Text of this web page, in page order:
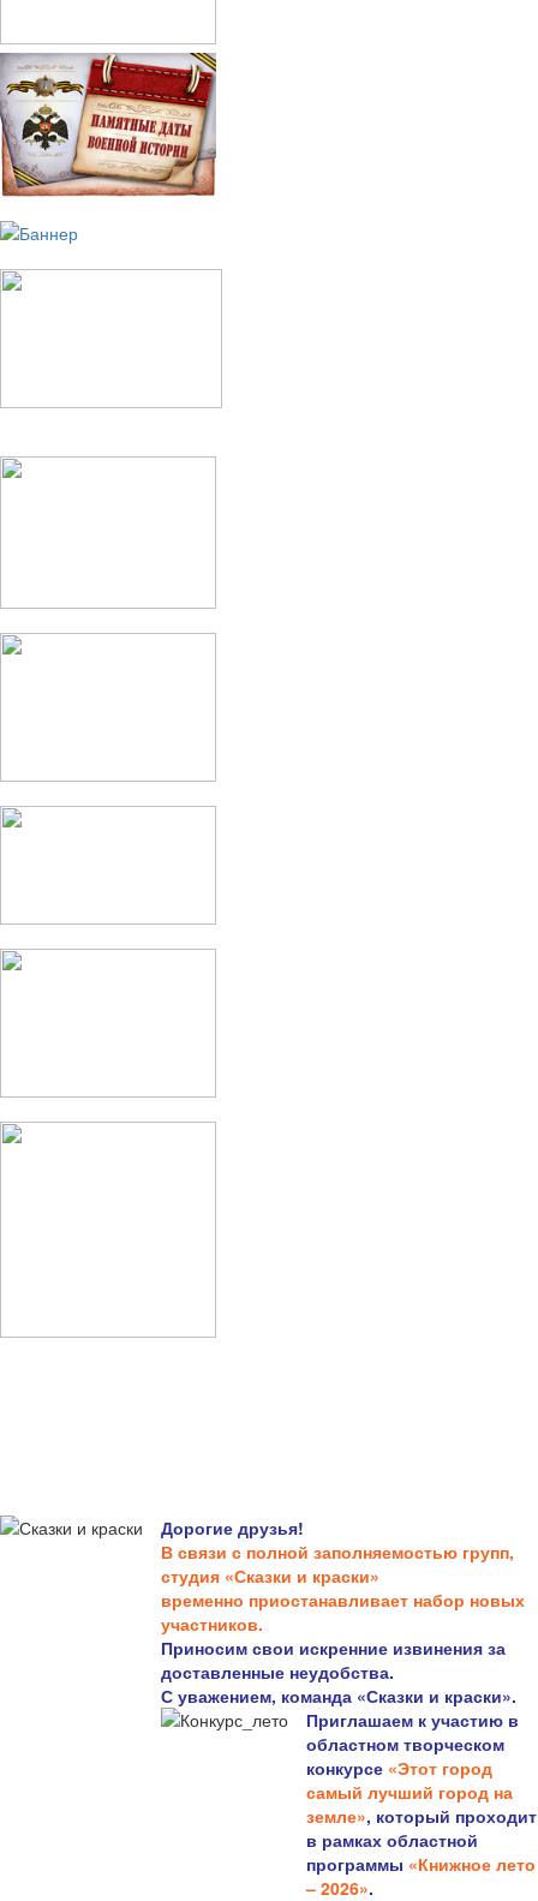
Дорогие друзья!
В связи с полной заполняемостью групп,
студия «Сказки и краски»
временно приостанавливает набор новых
участников.
Приносим свои искренние извинения за
доставленные неудобства.
С уважением, команда «Сказки и краски».
Приглашаем к участию в
областном творческом
конкурсе «Этот город
самый лучший город на
земле», который проходит
в рамках областной
программы «Книжное лето
– 2026».